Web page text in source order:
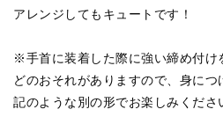
アレンジしてもキュートです！
※手首に装着した際に強い締め付け
どのおそれがありますので、身に
記のような別の形でお楽しみくださ